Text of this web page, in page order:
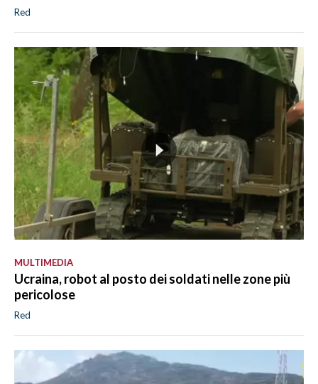
Red
MULTIMEDIA
Ucraina, robot al posto dei soldati nelle zone più
pericolose
Red